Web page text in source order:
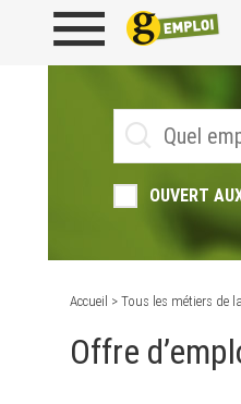
OUVERT
Accueil > Tous les métiers de
Offre